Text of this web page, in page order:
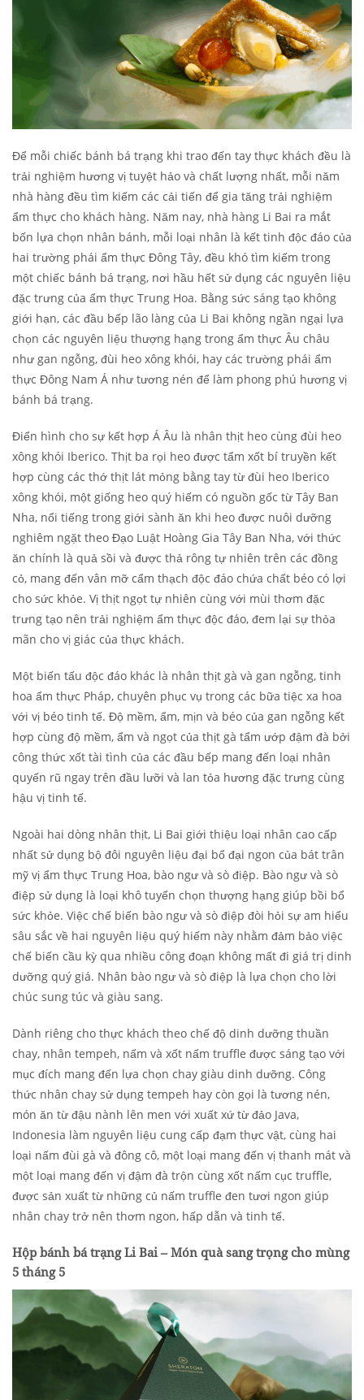
Để mỗi chiếc bánh bá trạng khi trao đến tay thực khách đều là
trải nghiệm hương vị tuyệt hảo và chất lượng nhất, mỗi năm
nhà hàng đều tìm kiếm các cải tiến để gia tăng trải nghiệm
ẩm thực cho khách hàng. Năm nay, nhà hàng Li Bai ra mắt
bốn lựa chọn nhân bánh, mỗi loại nhân là kết tinh độc đáo của
hai trường phái ẩm thực Đông Tây, đều khó tìm kiếm trong
một chiếc bánh bá trạng, nơi hầu hết sử dụng các nguyên liệu
đặc trưng của ẩm thực Trung Hoa. Bằng sức sáng tạo không
giới hạn, các đầu bếp lão làng của Li Bai không ngần ngại lựa
chọn các nguyên liệu thượng hạng trong ẩm thực Âu châu
như gan ngỗng, đùi heo xông khói, hay các trường phái ẩm
thực Đông Nam Á như tương nén để làm phong phú hương vị
bánh bá trạng.
Điển hình cho sự kết hợp Á Âu là nhân thịt heo cùng đùi heo
xông khói Iberico. Thịt ba rọi heo được tẩm xốt bí truyền kết
hợp cùng các thớ thịt lát mỏng bằng tay từ đùi heo Iberico
xông khói, một giống heo quý hiếm có nguồn gốc từ Tây Ban
Nha, nổi tiếng trong giới sành ăn khi heo được nuôi dưỡng
nghiêm ngặt theo Đạo Luật Hoàng Gia Tây Ban Nha, với thức
ăn chính là quả sồi và được thả rông tự nhiên trên các đồng
cỏ, mang đến vân mỡ cẩm thạch độc đáo chứa chất béo có lợi
cho sức khỏe. Vị thịt ngọt tự nhiên cùng với mùi thơm đặc
trưng tạo nên trải nghiệm ẩm thực độc đáo, đem lại sự thỏa
mãn cho vị giác của thực khách.
Một biến tấu độc đáo khác là nhân thịt gà và gan ngỗng, tinh
hoa ẩm thực Pháp, chuyên phục vụ trong các bữa tiệc xa hoa
với vị béo tinh tế. Độ mềm, ẩm, mịn và béo của gan ngỗng kết
hợp cùng độ mềm, ẩm và ngọt của thịt gà tẩm ướp đậm đà bởi
công thức xốt tài tình của các đầu bếp mang đến loại nhân
quyến rũ ngay trên đầu lưỡi và lan tỏa hương đặc trưng cùng
hậu vị tinh tế.
Ngoài hai dòng nhân thịt, Li Bai giới thiệu loại nhân cao cấp
nhất sử dụng bộ đôi nguyên liệu đại bổ đại ngon của bát trân
mỹ vị ẩm thực Trung Hoa, bào ngư và sò điệp. Bào ngư và sò
điệp sử dụng là loại khô tuyển chọn thượng hạng giúp bồi bổ
sức khỏe. Việc chế biến bào ngư và sò điệp đòi hỏi sự am hiểu
sâu sắc về hai nguyên liệu quý hiếm này nhằm đảm bảo việc
chế biến cầu kỳ qua nhiều công đoạn không mất đi giá trị dinh
dưỡng quý giá. Nhân bào ngư và sò điệp là lựa chọn cho lời
chúc sung túc và giàu sang.
Dành riêng cho thực khách theo chế độ dinh dưỡng thuần
chay, nhân tempeh, nấm và xốt nấm truffle được sáng tạo với
mục đích mang đến lựa chọn chay giàu dinh dưỡng. Công
thức nhân chay sử dụng tempeh hay còn gọi là tương nén,
món ăn từ đậu nành lên men với xuất xứ từ đảo Java,
Indonesia làm nguyên liệu cung cấp đạm thực vật, cùng hai
loại nấm đùi gà và đông cô, một loại mang đến vị thanh mát và
một loại mang đến vị đậm đà trộn cùng xốt nấm cục truffle,
được sản xuất từ những củ nấm truffle đen tươi ngon giúp
nhân chay trở nên thơm ngon, hấp dẫn và tinh tế.
Hộp bánh bá trạng Li Bai – Món quà sang trọng cho mùng
5 tháng 5